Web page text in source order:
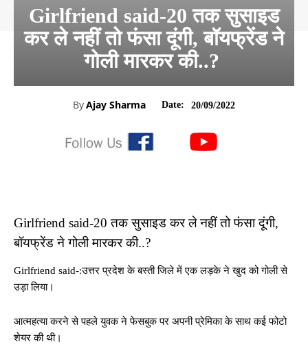
Girlfriend said-20 तक सुसाइड
कर ले नहीं तो फंसा दूंगी, बॉयफ्रेंड ने
गोली मारकर की..?
ByAjay Sharma Date: 20/09/2022
Girlfriend said-20 तक सुसाइड कर ले नहीं तो फंसा दूंगी,
बॉयफ्रेंड ने गोली मारकर की..?
Girlfriend said-:उत्तर प्रदेश के बस्ती जिले में एक लड़के ने खुद को गोली से
उड़ा लिया।
आत्महत्या करने से पहले युवक ने फेसबुक पर अपनी प्रेमिका के साथ कई फोटो
शेयर की थी।